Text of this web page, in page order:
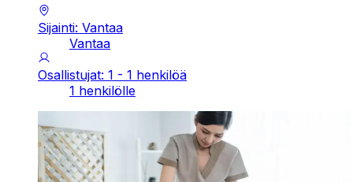
Sijainti: Vantaa
Vantaa
Osallistujat: 1 - 1 henkilöä
1 henkilölle